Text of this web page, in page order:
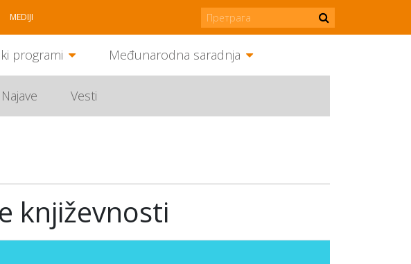
MEDIJI
programi Međunarodna saradnja
Najave Vesti
književnosti